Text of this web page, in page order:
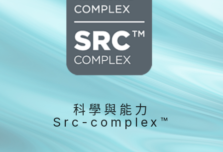
科學與能力
Src-complex™